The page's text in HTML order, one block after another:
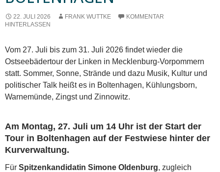
22. JULI 2026 FRANK WUTTKE
KOMMENTAR
HINTERLASSEN
Vom 27. Juli bis zum 31. Juli 2026 findet wieder die
Ostseebädertour der Linken in Mecklenburg-Vorpommern
statt. Sommer, Sonne, Strände und dazu Musik, Kultur und
politischer Talk heißt es in Boltenhagen, Kühlungsborn,
Warnemünde, Zingst und Zinnowitz.
Am Montag, 27. Juli um 14 Uhr ist der Start der
Tour in Boltenhagen auf der Festwiese hinter der
Kurverwaltung.
Für Spitzenkandidatin Simone Oldenburg, zugleich